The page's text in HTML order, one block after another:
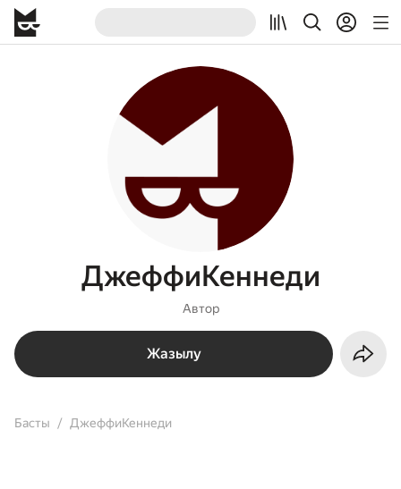
ДжеффиКеннеди
Автор
Жазылу
Басты ДжеффиКеннеди